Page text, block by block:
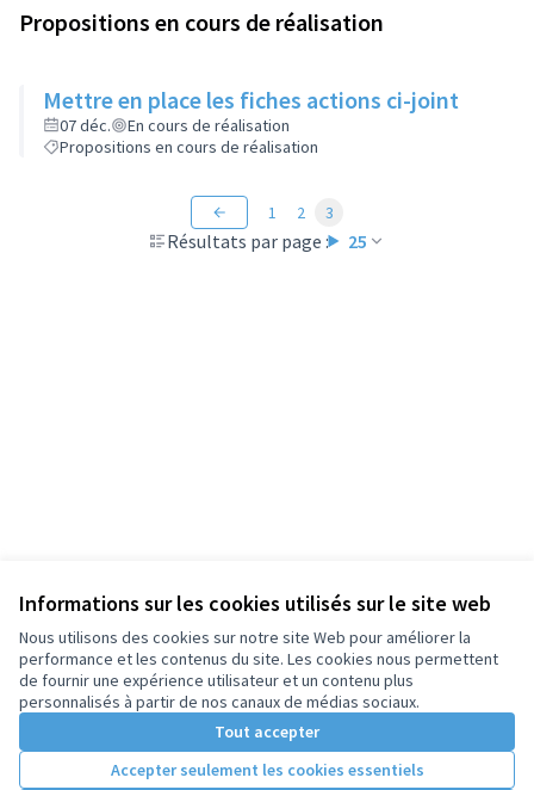
Informations sur les cookies utilisés sur le site web
Nous utilisons des cookies sur notre site Web pour améliorer la
performance et les contenus du site. Les cookies nous permettent
de fournir une expérience utilisateur et un contenu plus
personnalisés à partir de nos canaux de médias sociaux.
Tout accepter
Accepter seulement les cookies essentiels
Propositions en cours de réalisation
Mettre en place les fiches actions ci-joint
07 déc.
En cours de réalisation
Propositions en cours de réalisation
Résultats par page : 25
1 2 3